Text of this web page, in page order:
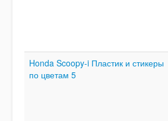
Honda Scoopy-i Пластик и стикеры
по цветам 5